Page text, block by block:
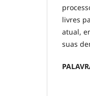
livres
atual,
suas